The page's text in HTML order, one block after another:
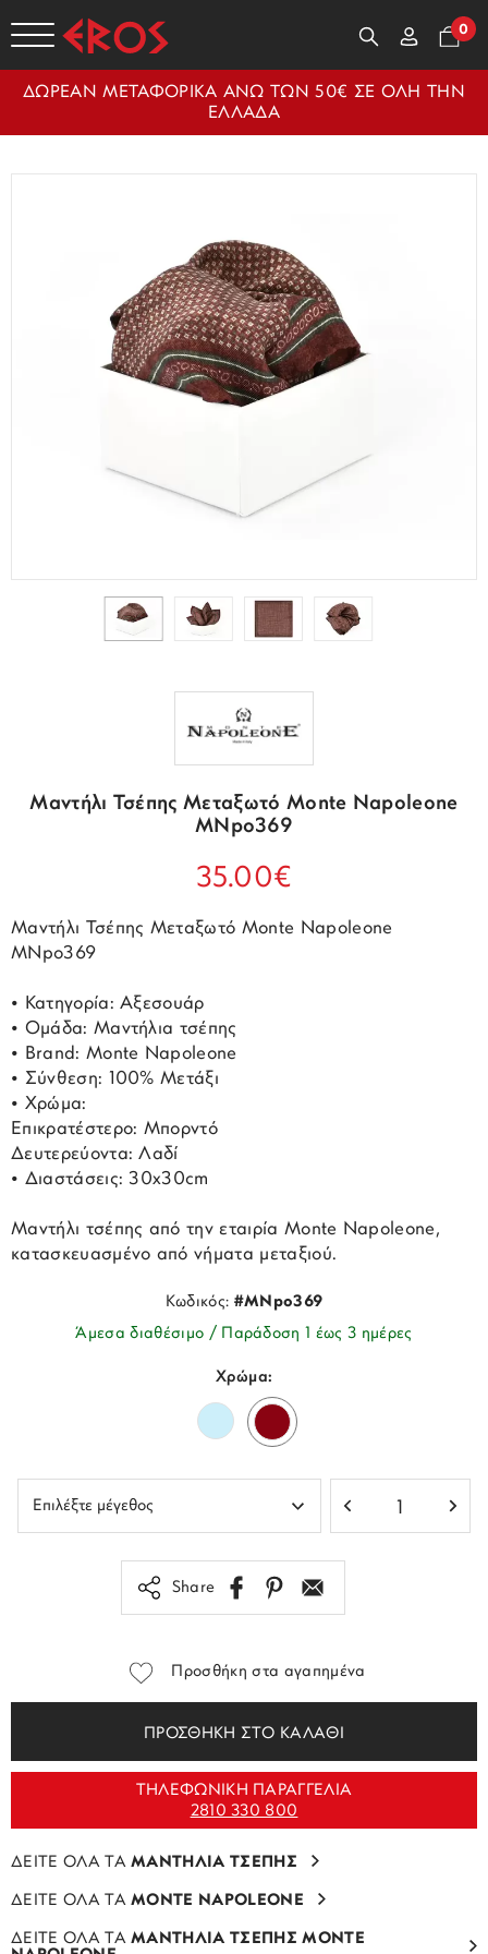
0
ΔΩΡΕΑΝ ΜΕΤΑΦΟΡΙΚΑ ΑΝΩ ΤΩΝ 50€ ΣΕ ΟΛΗ ΤΗΝ
ΕΛΛΑΔΑ
Μαντήλι Τσέπης Μεταξωτό Monte Napoleone
MNpo369
35.00€
Μαντήλι Τσέπης Μεταξωτό Monte Napoleone
MNpo369
• Κατηγορία: Αξεσουάρ
• Ομάδα: Μαντήλια τσέπης
• Brand: Monte Napoleone
• Σύνθεση: 100% Μετάξι
• Χρώμα:
Επικρατέστερο: Μπορντό
Δευτερεύοντα: Λαδί
• Διαστάσεις: 30x30cm
Μαντήλι τσέπης από την εταιρία Monte Napoleone,
κατασκευασμένο από νήματα μεταξιού.
Κωδικός: #MNpo369
Άμεσα διαθέσιμο / Παράδοση 1 έως 3 ημέρες
Χρώμα:
Share
Προσθήκη στα αγαπημένα
ΠΡΟΣΘΗΚΗ ΣΤΟ ΚΑΛΑΘΙ
ΤΗΛΕΦΩΝΙΚΗ ΠΑΡΑΓΓΕΛΙΑ
2810 330 800
ΔΕΙΤΕ ΟΛΑ ΤΑΜΑΝΤΗΛΙΑ ΤΣΕΠΗΣ
ΔΕΙΤΕ ΟΛΑ ΤΑMONTE NAPOLEONE
ΔΕΙΤΕ ΟΛΑ ΤΑΜΑΝΤΗΛΙΑ ΤΣΕΠΗΣ MONTE